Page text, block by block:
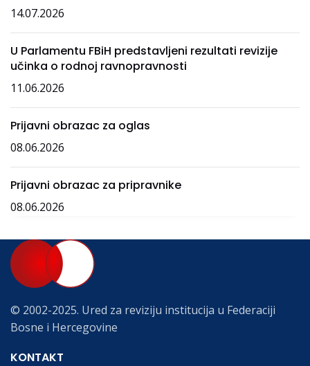
14.07.2026
U Parlamentu FBiH predstavljeni rezultati revizije
učinka o rodnoj ravnopravnosti
11.06.2026
Prijavni obrazac za oglas
08.06.2026
Prijavni obrazac za pripravnike
08.06.2026
© 2002-2025. Ured za reviziju institucija u Federaciji
Bosne i Hercegovine
KONTAKT